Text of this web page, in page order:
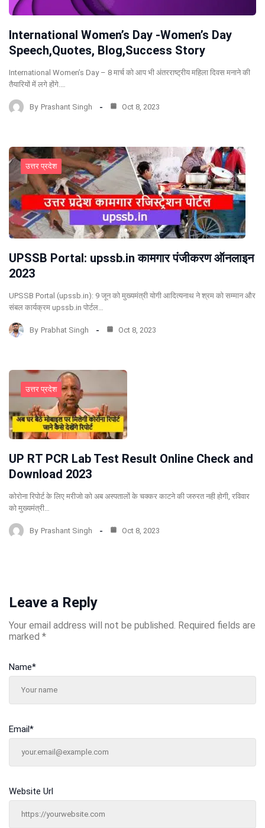
International Women’s Day -Women’s Day
Speech,Quotes, Blog,Success Story
International Women’s Day – 8 मार्च को आप भी अंतरराष्ट्रीय महिला दिवस मनाने की
तैयारियों में लगे होंगे.…
By Prashant Singh Oct 8, 2023
उत्तर प्रदेश
UPSSB Portal: upssb.in कामगार पंजीकरण ऑनलाइन
2023
UPSSB Portal (upssb.in): 9 जून को मुख्यमंत्री योगी आदित्यनाथ ने श्रम को सम्मान और
संबल कार्यक्रम upssb.in पोर्टल…
By Prabhat Singh Oct 8, 2023
उत्तर प्रदेश
UP RT PCR Lab Test Result Online Check and
Download 2023
कोरोना रिपोर्ट के लिए मरीजो को अब अस्पतालों के चक्कर काटने की जरुरत नही होगी, रविवार
को मुख्यमंत्री…
By Prashant Singh Oct 8, 2023
Leave a Reply
Your email address will not be published. Required fields are
marked *
Name*
Email *
Website Url